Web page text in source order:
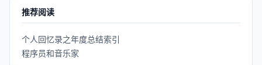
推荐阅读
个人回忆录之年度总结索引
程序员和音乐家